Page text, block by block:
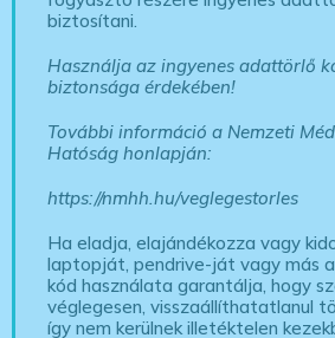
biztosítani.
Használja az ingyenes adattörlő
biztonsága érdekében!
További információ a Nemzeti
Hatóság honlapján:
https://nmhh.hu/veglegestorles
Ha eladja, elajándékozza vagy
laptopját, pendrive-ját vagy más
kód használata garantálja, hogy
véglegesen, visszaállíthatatlanul
így nem kerülnek illetéktelen